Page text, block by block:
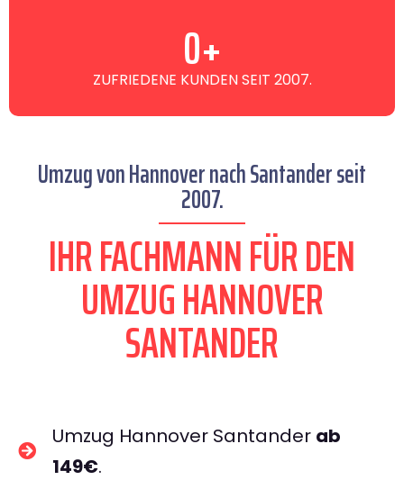
ZUFRIEDENE KUNDEN SEIT 2007.
0+
Umzug von Hannover nach Santander seit
2007.
IHR FACHMANN FÜR DEN
UMZUG HANNOVER
SANTANDER
Umzug Hannover Santander ab
149€.